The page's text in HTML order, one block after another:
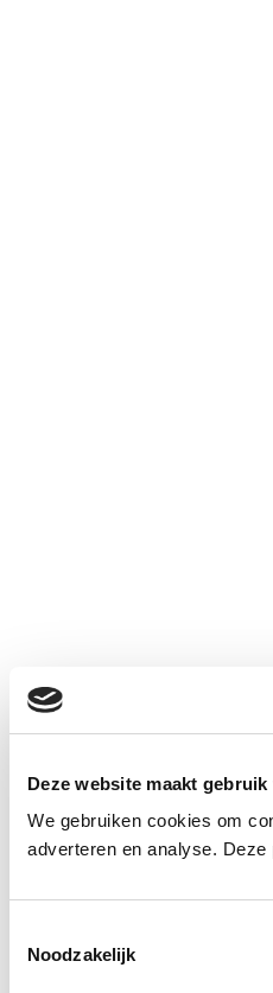
Deze website maakt
We gebruiken cookies om
adverteren en analyse.
Noodzakelijk